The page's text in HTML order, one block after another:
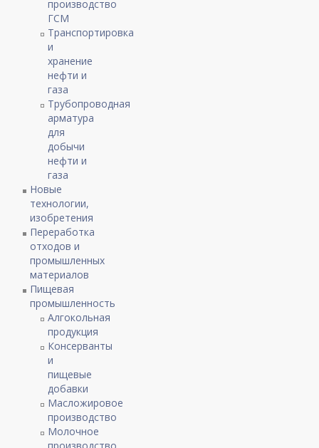
производство
ГСМ
Транспортировка
и
хранение
нефти и
газа
Трубопроводная
арматура
для
добычи
нефти и
газа
Новые
технологии,
изобретения
Переработка
отходов и
промышленных
материалов
Пищевая
промышленность
Алгокольная
продукция
Консерванты
и
пищевые
добавки
Масложировое
производство
Молочное